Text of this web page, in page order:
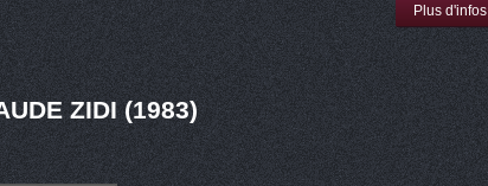
Plus d'infos
ZIDI (1983)